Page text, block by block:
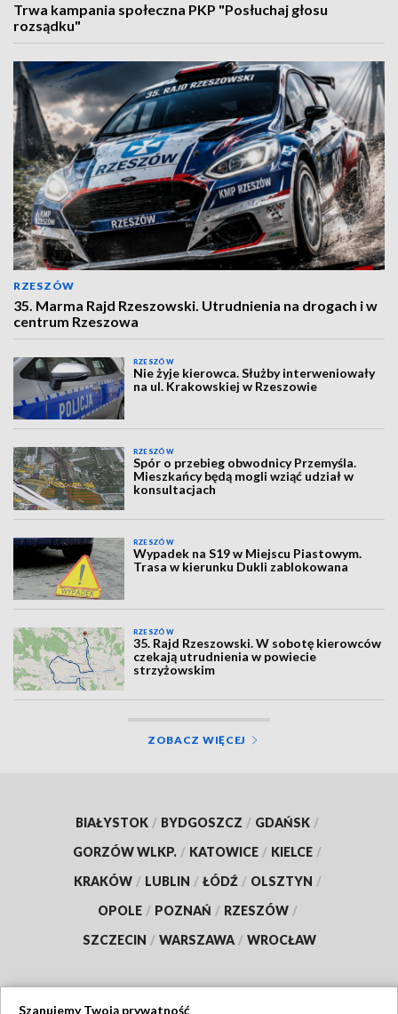
Trwa kampania społeczna PKP "Posłuchaj głosu
rozsądku"
RZESZÓW
35. Marma Rajd Rzeszowski. Utrudnienia na drogach i w
centrum Rzeszowa
RZESZÓW
Nie żyje kierowca. Służby interweniowały
na ul. Krakowskiej w Rzeszowie
RZESZÓW
Spór o przebieg obwodnicy Przemyśla.
Mieszkańcy będą mogli wziąć udział w
konsultacjach
RZESZÓW
Wypadek na S19 w Miejscu Piastowym.
Trasa w kierunku Dukli zablokowana
RZESZÓW
35. Rajd Rzeszowski. W sobotę kierowców
czekają utrudnienia w powiecie
strzyżowskim
ZOBACZ WIĘCEJ
BIAŁYSTOK / BYDGOSZCZ / GDAŃSK /
GORZÓW WLKP. / KATOWICE / KIELCE /
KRAKÓW / LUBLIN / ŁÓDŹ / OLSZTYN /
OPOLE / POZNAŃ / RZESZÓW /
SZCZECIN / WARSZAWA / WROCŁAW
Szanujemy Twoją prywatność